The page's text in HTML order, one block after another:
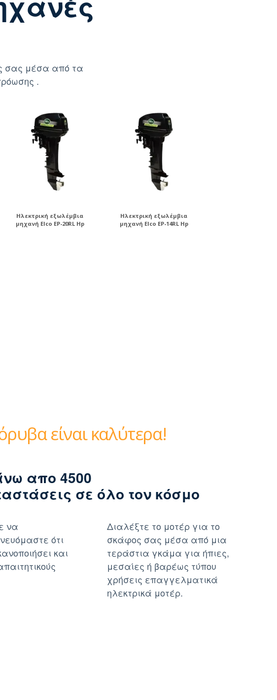
σας μέσα από τα
.
Ηλεκτρική εξωλέμβια
μηχανή Elco EP-20RL Hp
Ηλεκτρική εξωλέμβια
μηχανή Elco EP-14RL Hp
είναι καλύτερα!
απο 4500
σε όλο τον κόσμο
να
ότι
και
Διαλέξτε το μοτέρ για το
σκάφος σας μέσα από μια
τεράστια γκάμα για ήπιες,
μεσαίες ή βαρέως τύπου
χρήσεις επαγγελματικά
ηλεκτρικά μοτέρ.